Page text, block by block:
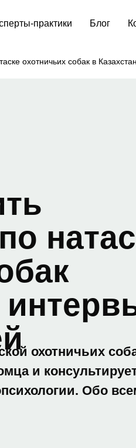
практики Блог
охотничьих собак в
охотничьих
и
Обо